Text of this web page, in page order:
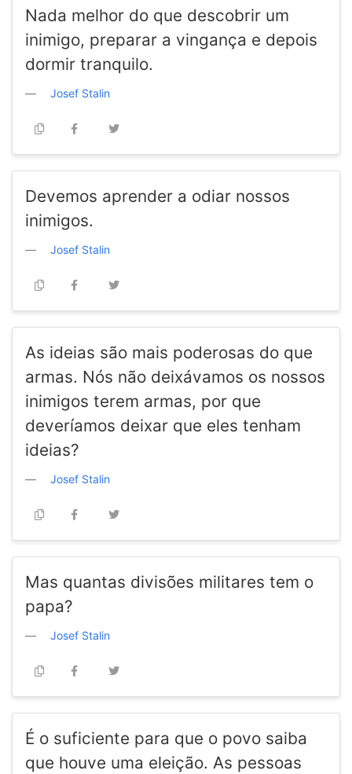
Nada melhor do que descobrir um
inimigo, preparar a vingança e depois
dormir tranquilo.
Josef Stalin
Devemos aprender a odiar nossos
inimigos.
Josef Stalin
As ideias são mais poderosas do que
armas. Nós não deixávamos os nossos
inimigos terem armas, por que
deveríamos deixar que eles tenham
ideias?
Josef Stalin
Mas quantas divisões militares tem o
papa?
Josef Stalin
É o suficiente para que o povo saiba
que houve uma eleição. As pessoas